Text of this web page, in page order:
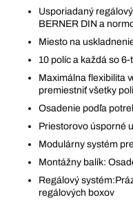
Usporiadaný
BERNER DIN a
Miesto na
10 políc a každá so
Maximálna flexibilita
premiestniť všetky
Osadenie podľa
Priestorovo úsporné
Modulárny systém
Montážny balík:
Regálový
regálových boxov